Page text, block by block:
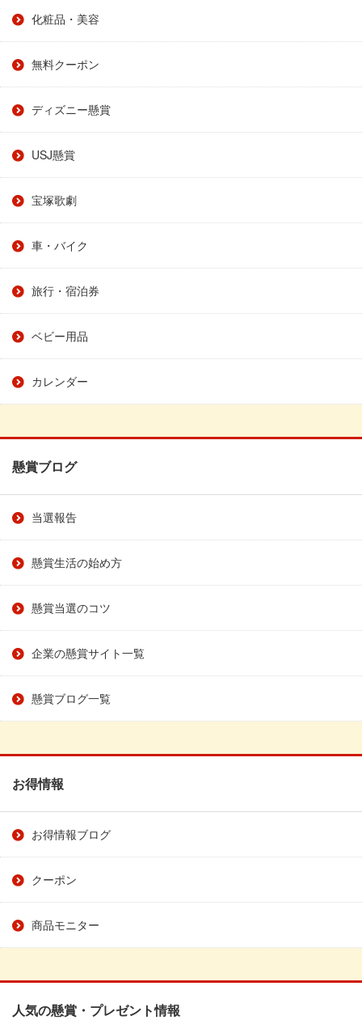
化粧品・美容
無料クーポン
ディズニー懸賞
USJ懸賞
宝塚歌劇
車・バイク
旅行・宿泊券
ベビー用品
カレンダー
懸賞ブログ
当選報告
懸賞生活の始め方
懸賞当選のコツ
企業の懸賞サイト一覧
懸賞ブログ一覧
お得情報
お得情報ブログ
クーポン
商品モニター
人気の懸賞・プレゼント情報